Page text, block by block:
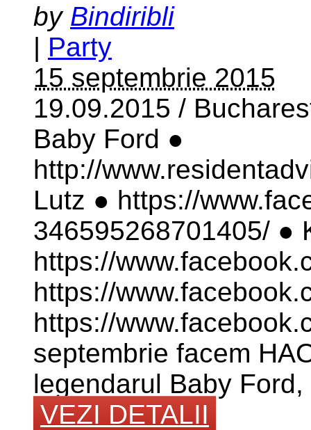
by Bindiribli
| Party
15 septembrie 2015
19.09.2015 /
Baby Ford ●
http://
Lutz ● https://
346595268701405/ ●
https://
https://
https://
septembrie facem
legendarul Baby
VEZI DETALII